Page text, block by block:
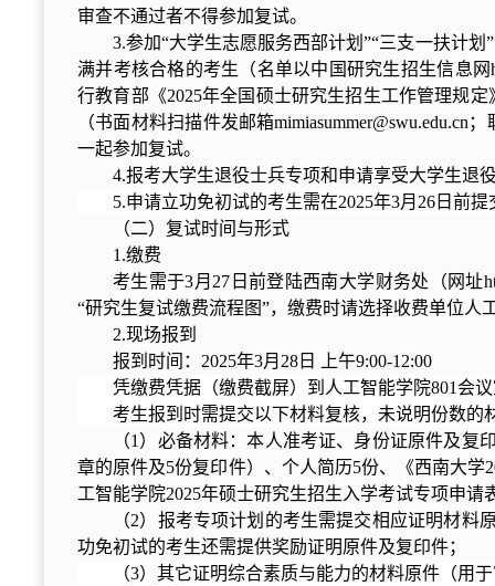
审查不通过者不得参加复试。
3.参加“大学生志愿服务西部计划”“三支一扶计
满并考核合格的考生（名单以中国研究生招生信息网
行教育部《2025年全国硕士研究生招生工作管理规
（书面材料扫描件发邮箱
一起参加复试。
4.报考大学生退役士兵专项和申请享受大学生退
5.申请立功免初试的考生需在2025年3月26日前
（二）复试时间与形式
1.缴费
考生需于3月27日前登陆西南大学财务处（网址
“研究生复试缴费流程图”，缴费时请选择收费单位人
2.现场报到
报到时间：2025年3月28日 上午9:00-12:00
凭缴费凭据（缴费截屏）到人工智能学院801会
考生报到时需提交以下材料复核，未说明份数的
（1）必备材料：本人准考证、身份证原件及
章的原件及5份复印件）、个人简历5份、《西南大
工智能学院2025年硕士研究生招生入学考试专项申
（2）报考专项计划的考生需提交相应证明材
功免初试的考生还需提供奖励证明原件及复印件；
（3）其它证明综合素质与能力的材料原件（用